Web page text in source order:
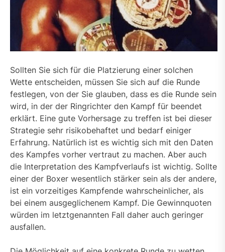
Sollten Sie sich für die Platzierung einer solchen
Wette entscheiden, müssen Sie sich auf die Runde
festlegen, von der Sie glauben, dass es die Runde sein
wird, in der der Ringrichter den Kampf für beendet
erklärt. Eine gute Vorhersage zu treffen ist bei dieser
Strategie sehr risikobehaftet und bedarf einiger
Erfahrung. Natürlich ist es wichtig sich mit den Daten
des Kampfes vorher vertraut zu machen. Aber auch
die Interpretation des Kampfverlaufs ist wichtig. Sollte
einer der Boxer wesentlich stärker sein als der andere,
ist ein vorzeitiges Kampfende wahrscheinlicher, als
bei einem ausgeglichenem Kampf. Die Gewinnquoten
würden im letztgenannten Fall daher auch geringer
ausfallen.